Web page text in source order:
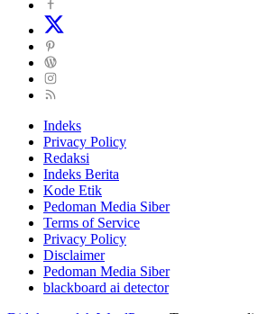
Indeks
Privacy Policy
Redaksi
Indeks Berita
Kode Etik
Pedoman Media Siber
Terms of Service
Privacy Policy
Disclaimer
Pedoman Media Siber
blackboard ai detector